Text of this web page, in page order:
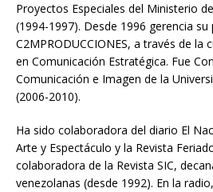
Proyectos Especiales del Ministerio
(1994-1997). Desde 1996 gerencia
C2MPRODUCCIONES, a través de la
en Comunicación Estratégica. Fue
Comunicación e Imagen de la
(2006-2010).
Ha sido colaboradora del diario El
Arte y Espectáculo y la Revista
colaboradora de la Revista SIC,
venezolanas (desde 1992). En la